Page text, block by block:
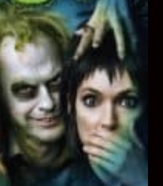
– Die späte
alles toppt: Burtons
wärmer und besser als das
[ Horror | Komödie ]